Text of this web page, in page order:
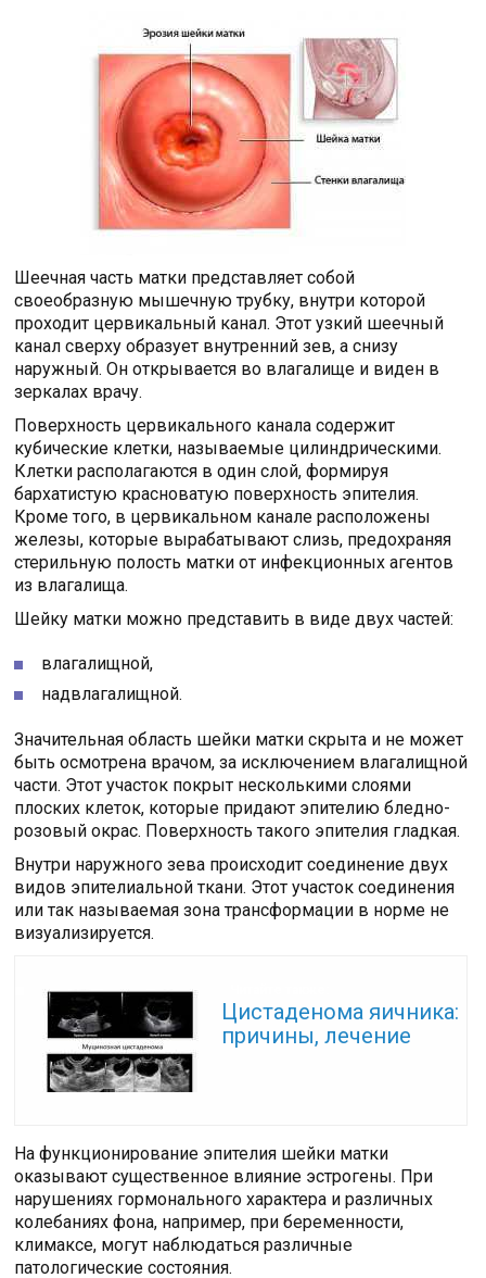
Шеечная часть матки представляет собой
своеобразную мышечную трубку, внутри которой
проходит цервикальный канал. Этот узкий шеечный
канал сверху образует внутренний зев, а снизу
наружный. Он открывается во влагалище и виден в
зеркалах врачу.
Поверхность цервикального канала содержит
кубические клетки, называемые цилиндрическими.
Клетки располагаются в один слой, формируя
бархатистую красноватую поверхность эпителия.
Кроме того, в цервикальном канале расположены
железы, которые вырабатывают слизь, предохраняя
стерильную полость матки от инфекционных агентов
из влагалища.
Шейку матки можно представить в виде двух частей:
влагалищной,
надвлагалищной.
Значительная область шейки матки скрыта и не может
быть осмотрена врачом, за исключением влагалищной
части. Этот участок покрыт несколькими слоями
плоских клеток, которые придают эпителию бледно-
розовый окрас. Поверхность такого эпителия гладкая.
Внутри наружного зева происходит соединение двух
видов эпителиальной ткани. Этот участок соединения
или так называемая зона трансформации в норме не
визуализируется.
Цистаденома яичника:
причины, лечение
На функционирование эпителия шейки матки
оказывают существенное влияние эстрогены. При
нарушениях гормонального характера и различных
колебаниях фона, например, при беременности,
климаксе, могут наблюдаться различные
патологические состояния.